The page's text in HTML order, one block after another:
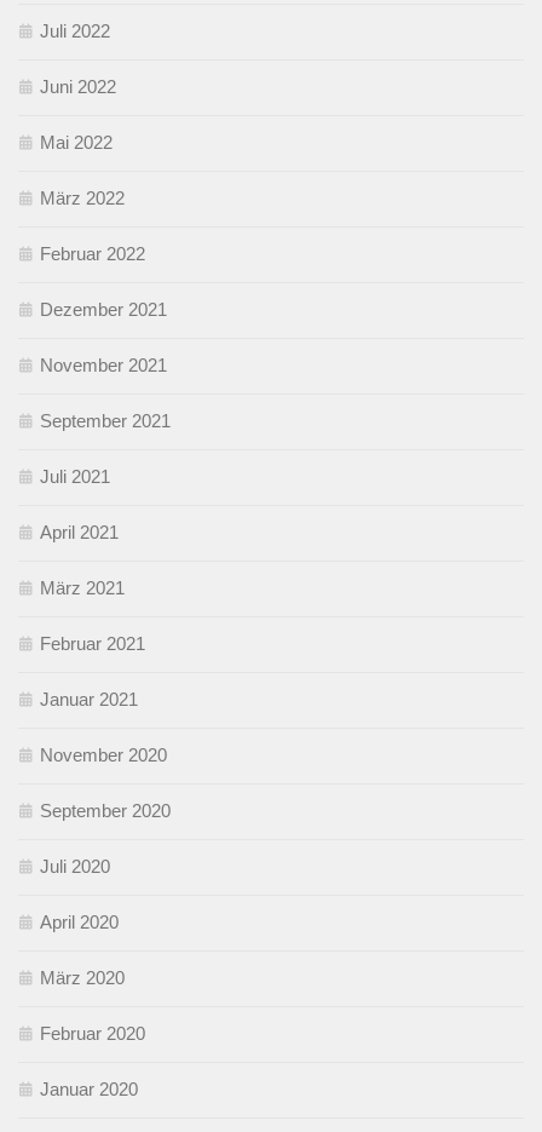
Juli 2022
Juni 2022
Mai 2022
März 2022
Februar 2022
Dezember 2021
November 2021
September 2021
Juli 2021
April 2021
März 2021
Februar 2021
Januar 2021
November 2020
September 2020
Juli 2020
April 2020
März 2020
Februar 2020
Januar 2020